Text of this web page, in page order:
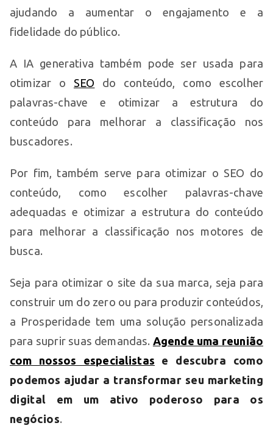
ajudando a aumentar o engajamento e a
fidelidade do público.
A IA generativa também pode ser usada para
otimizar o SEO do conteúdo, como escolher
palavras-chave e otimizar a estrutura do
conteúdo para melhorar a classificação nos
buscadores.
Por fim, também serve para otimizar o SEO do
conteúdo, como escolher palavras-chave
adequadas e otimizar a estrutura do conteúdo
para melhorar a classificação nos motores de
busca.
Seja para otimizar o site da sua marca, seja para
construir um do zero ou para produzir conteúdos,
a Prosperidade tem uma solução personalizada
para suprir suas demandas. Agende uma reunião
com nossos especialistas e descubra como
podemos ajudar a transformar seu marketing
digital em um ativo poderoso para os
negócios.